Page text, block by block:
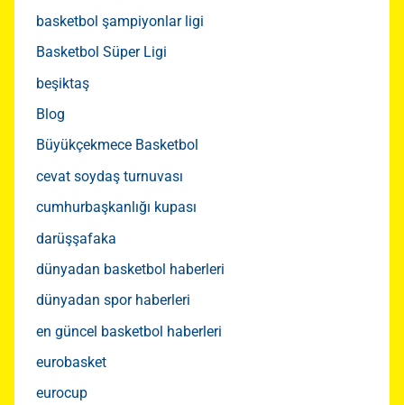
basketbol şampiyonlar ligi
Basketbol Süper Ligi
beşiktaş
Blog
Büyükçekmece Basketbol
cevat soydaş turnuvası
cumhurbaşkanlığı kupası
darüşşafaka
dünyadan basketbol haberleri
dünyadan spor haberleri
en güncel basketbol haberleri
eurobasket
eurocup